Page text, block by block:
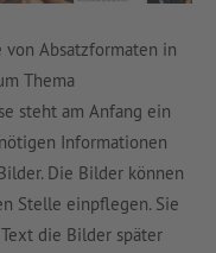
Absatzformaten in
Thema
steht am Anfang ein
Informationen
Die Bilder können
Stelle einpflegen. Sie
die Bilder später